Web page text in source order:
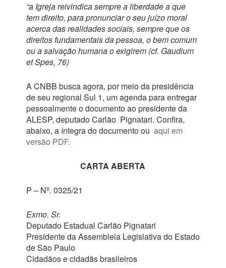
“a Igreja reivindica sempre a liberdade a que
tem direito, para pronunciar o seu juízo moral
acerca das realidades sociais, sempre que os
direitos fundamentais da pessoa, o bem comum
ou a salvação humana o exigirem (cf. Gaudium
et Spes, 76)
A CNBB busca agora, por meio da presidência
de seu regional Sul 1, um agenda para entregar
pessoalmente o documento ao presidente da
ALESP, deputado Carlão Pignatari. Confira,
abaixo, a íntegra do documento ou aqui em
versão PDF.
CARTA ABERTA
P – Nº. 0325/21
Exmo. Sr.
Deputado Estadual Carlão Pignatari
Presidente da Assembleia Legislativa do Estado
de São Paulo
Cidadãos e cidadãs brasileiros